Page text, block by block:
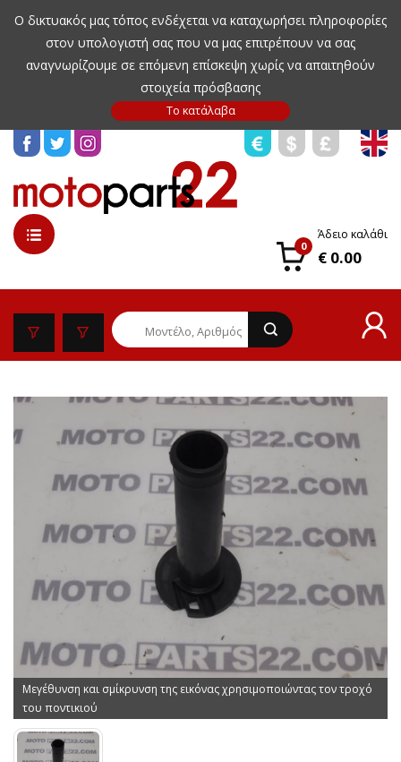
Ο δικτυακός μας τόπος ενδέχεται να καταχωρήσει πληροφορίες
στον υπολογιστή σας που να μας επιτρέπουν να σας
αναγνωρίζουμε σε επόμενη επίσκεψη χωρίς να απαιτηθούν
στοιχεία πρόσβασης
0
Άδειο καλάθι
€ 0.00
Μεγέθυνση και σμίκρυνση της εικόνας χρησιμοποιώντας τον τροχό
του ποντικιού